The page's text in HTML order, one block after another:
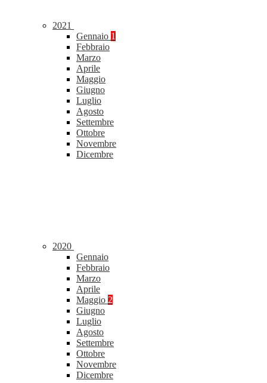
2021
Gennaio 1
Febbraio
Marzo
Aprile
Maggio
Giugno
Luglio
Agosto
Settembre
Ottobre
Novembre
Dicembre
2020
Gennaio
Febbraio
Marzo
Aprile
Maggio 2
Giugno
Luglio
Agosto
Settembre
Ottobre
Novembre
Dicembre